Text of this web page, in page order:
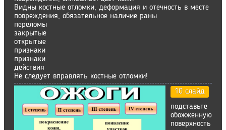
Видны костные отломки, деформация и отечность в месте
повреждения, обязательное наличие раны
переломы
закрытые
открытые
признаки
признаки
действия
Не следует вправлять костные отломки!
10 слайд
подставьте
обожженную
поверхность